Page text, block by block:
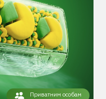
Приватним особам